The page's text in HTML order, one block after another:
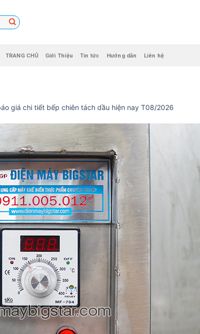
TRANG CHỦ Giới Thiệu Tin tức Hướng dẫn Liên hệ
giá chi tiết bếp chiên tách dầu hiện nay T08/2026